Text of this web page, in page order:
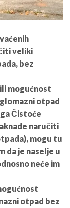
veliki
bez
mogućnost
otpad
Čistoće
naručiti
mogu tu
da je naselje u
neće im
otpad bez